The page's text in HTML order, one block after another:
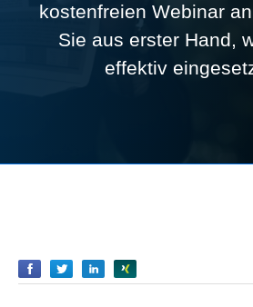
kostenfreien Webinar
Sie aus erster Hand,
effektiv
EmpfehlenEmpfehlenEmpfehlen